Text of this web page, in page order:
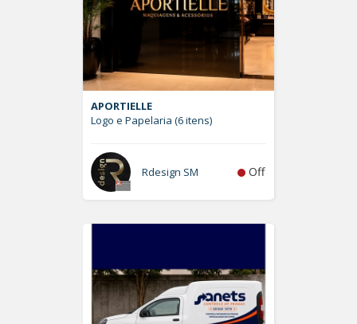
APORTIELLE
Logo e Papelaria (6 itens)
Rdesign SM Off